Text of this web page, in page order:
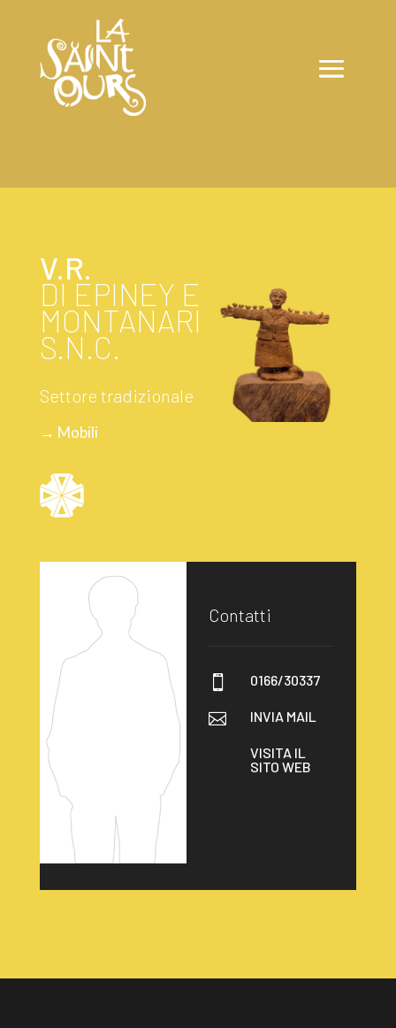
V.R.
DI EPINEY E
MONTANARI
S.N.C.
Settore tradizionale
→ Mobili
Contatti
 0166/30337
 INVIA MAIL
VISITA IL
SITO WEB